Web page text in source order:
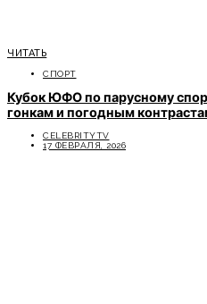
ЧИТАТЬ
СПОРТ
Кубок ЮФО по парусному
гонкам и погодным
CELEBRITYTV
17 ФЕВРАЛЯ, 2026